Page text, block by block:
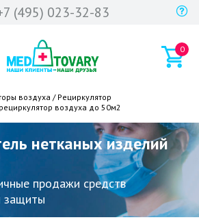
(495) 023-32-83
0
воздуха / Рециркулятор
воздуха до 50м2
нетканых изделий
продажи средств
защиты